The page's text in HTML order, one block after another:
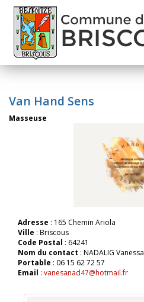
Van Hand Sens
Masseuse
Adresse : 165 Chemin Ariola
Ville : Briscous
Code Postal : 64241
Nom du contact : NADALIG Vanessa
Portable : 06 15 62 72 57
Email : vanesanad47@hotmail.fr